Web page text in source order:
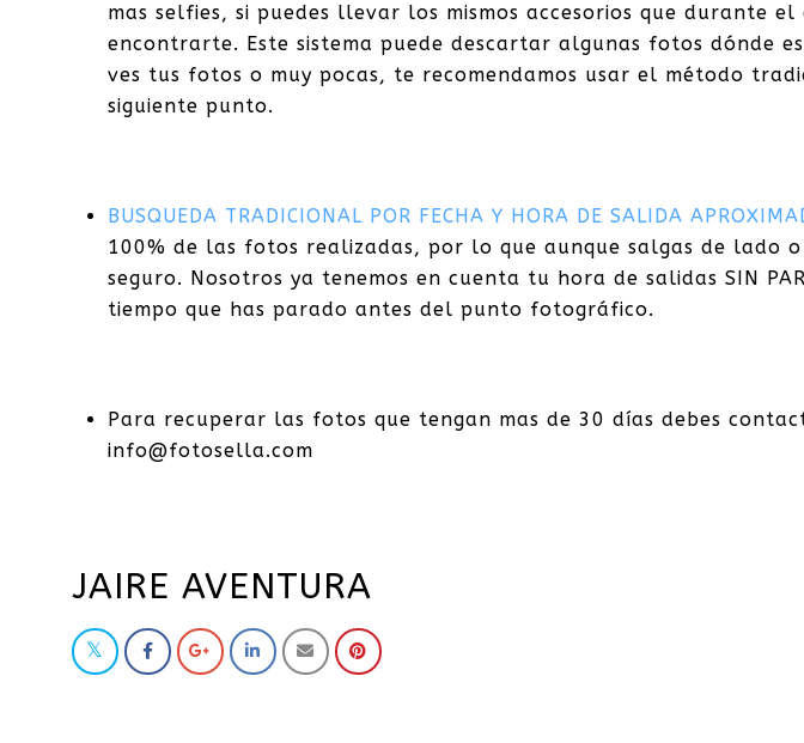
mas selfies, si puedes llevar los mismos accesorios que durante
encontrarte. Este sistema puede descartar algunas fotos dónde
ves tus fotos o muy pocas, te recomendamos usar el método
siguiente punto.
BUSQUEDA TRADICIONAL POR FECHA Y HORA DE SALIDA
100% de las fotos realizadas, por lo que aunque salgas de lado
seguro. Nosotros ya tenemos en cuenta tu hora de salidas SIN
tiempo que has parado antes del punto fotográfico.
Para recuperar las fotos que tengan mas de 30 días debes
info@fotosella.com
JAIRE AVENTURA